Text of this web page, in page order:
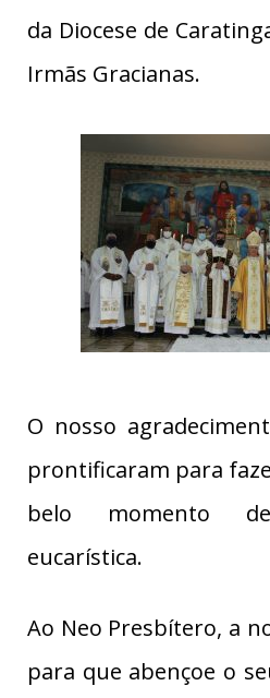
da Diocese de
Irmãs Gracianas.
O nosso
prontificaram para
belo momento de
eucarística.
Ao Neo Presbítero, a
para que abençoe o